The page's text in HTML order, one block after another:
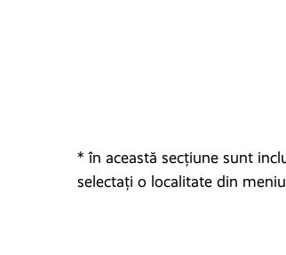
* în această secțiune sunt
selectați o localitate din